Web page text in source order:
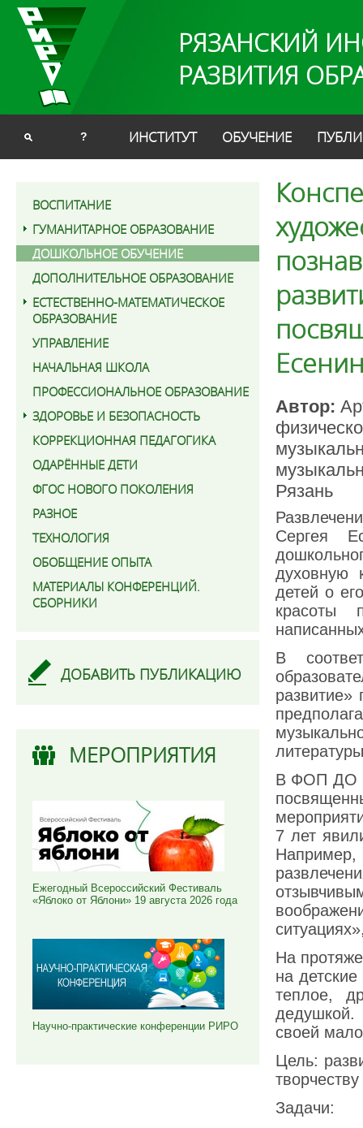
РЯЗАНСКИЙ
РАЗВИТИЯ
? ИНСТИТУТ ОБУЧЕНИЕ
ВОСПИТАНИЕ
ГУМАНИТАРНОЕ ОБРАЗОВАНИЕ
ДОШКОЛЬНОЕ ОБУЧЕНИЕ
ДОПОЛНИТЕЛЬНОЕ ОБРАЗОВАНИЕ
ЕСТЕСТВЕННО-МАТЕМАТИЧЕСКОЕ
ОБРАЗОВАНИЕ
УПРАВЛЕНИЕ
НАЧАЛЬНАЯ ШКОЛА
ПРОФЕССИОНАЛЬНОЕ ОБРАЗОВАНИЕ
ЗДОРОВЬЕ И БЕЗОПАСНОСТЬ
КОРРЕКЦИОННАЯ ПЕДАГОГИКА
ОДАРЁННЫЕ ДЕТИ
ФГОС НОВОГО ПОКОЛЕНИЯ
РАЗНОЕ
ТЕХНОЛОГИЯ
ОБОБЩЕНИЕ ОПЫТА
МАТЕРИАЛЫ КОНФЕРЕНЦИЙ.
СБОРНИКИ
ДОБАВИТЬ ПУБЛИКАЦИЮ
МЕРОПРИЯТИЯ
Ежегодный Всероссийский Фестиваль
«Яблоко от Яблони» 19 августа 2026 года
Научно-практические конференции РИРО
Автор:
Рязань
Сергея
духовную
детей о
красоты
В
развитие»
В ФОП ДО
7 лет
На
на
теплое,
своей
Цель:
Задачи: